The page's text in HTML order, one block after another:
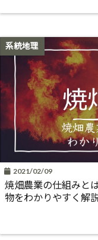
系統地理
2021/02/09
焼畑農業の仕組みと
物をわかりやすく解